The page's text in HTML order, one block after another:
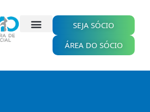
SEJA SÓCIO
ÁREA DO SÓCIO